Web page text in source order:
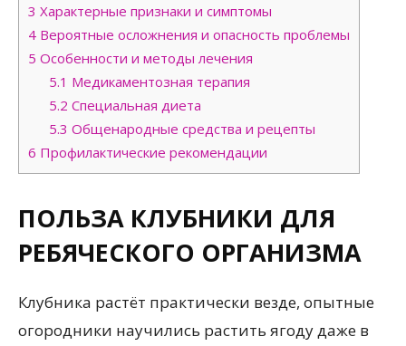
3 Характерные признаки и симптомы
4 Вероятные осложнения и опасность проблемы
5 Особенности и методы лечения
5.1 Медикаментозная терапия
5.2 Специальная диета
5.3 Общенародные средства и рецепты
6 Профилактические рекомендации
ПОЛЬЗА КЛУБНИКИ ДЛЯ
РЕБЯЧЕСКОГО ОРГАНИЗМА
Клубника растёт практически везде, опытные
огородники научились растить ягоду даже в